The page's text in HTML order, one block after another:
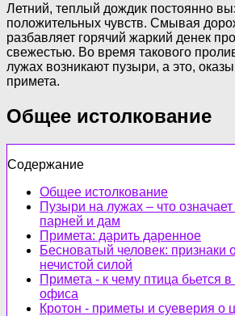
Летний, теплый дождик постоянно
положительных чувств. Смывая
разбавляет горячий жаркий денек
свежестью. Во время такового
лужах возникают пузыри, а это,
примета.
Общее истолкование
Содержание
Общее истолкование
Пузыри на лужах – что
парней и дам
Примета: дарить даренное
Бесноватый человек: признаки
нечистой силой
Примета - к чему птица бьется
офиса
Кротон - приметы и суеверия о